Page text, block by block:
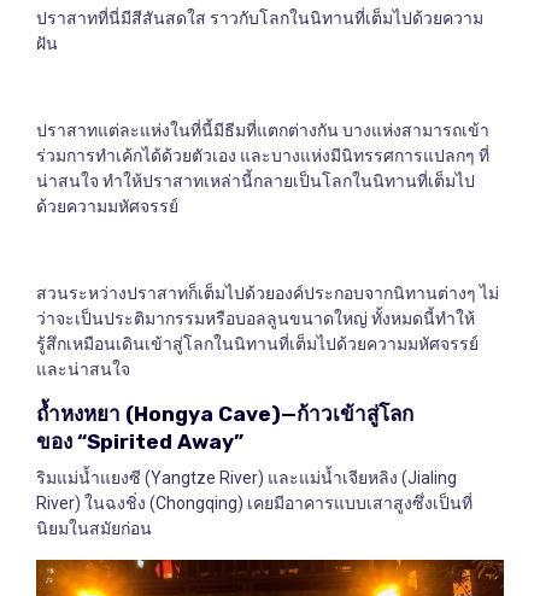
ปราสาทที่นี่มีสีสันสดใส ราวกับโลกในนิทานที่เต็มไปด้วยความ
ฝัน
ปราสาทแต่ละแห่งในที่นี้มีธีมที่แตกต่างกัน บางแห่งสามารถเข้า
ร่วมการทำเค้กได้ด้วยตัวเอง และบางแห่งมีนิทรรศการแปลกๆ ที่
น่าสนใจ ทำให้ปราสาทเหล่านี้กลายเป็นโลกในนิทานที่เต็มไป
ด้วยความมหัศจรรย์
สวนระหว่างปราสาทก็เต็มไปด้วยองค์ประกอบจากนิทานต่างๆ ไม่
ว่าจะเป็นประติมากรรมหรือบอลลูนขนาดใหญ่ ทั้งหมดนี้ทำให้
รู้สึกเหมือนเดินเข้าสู่โลกในนิทานที่เต็มไปด้วยความมหัศจรรย์
และน่าสนใจ
ถ้ำหงหยา (Hongya Cave)—ก้าวเข้าสู่โลก
ของ “Spirited Away”
ริมแม่น้ำแยงซี (Yangtze River) และแม่น้ำเจียหลิง (Jialing
River) ในฉงชิ่ง (Chongqing) เคยมีอาคารแบบเสาสูงซึ่งเป็นที่
นิยมในสมัยก่อน